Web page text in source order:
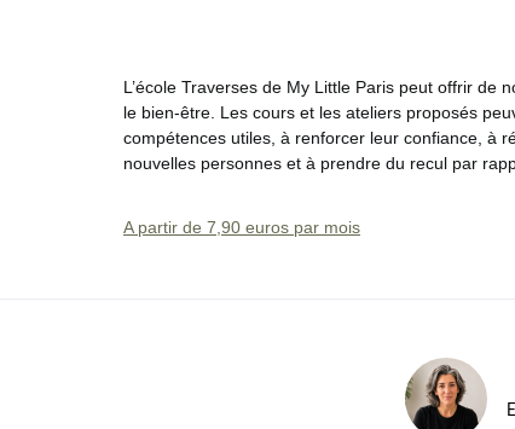
L’école Traverses de My Little Paris peut offrir de
le bien-être. Les cours et les ateliers proposés
compétences utiles, à renforcer leur confiance, à
nouvelles personnes et à prendre du recul par
A partir de 7,90 euros par mois